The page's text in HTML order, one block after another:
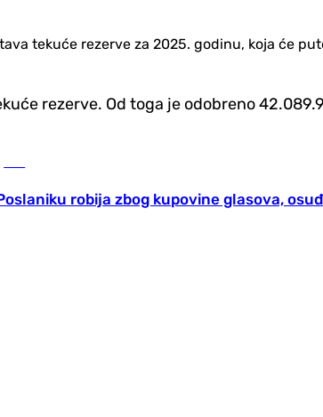
tekuće rezerve za 2025. godinu, koja će
rezerve. Od toga je odobreno
robija zbog kupovine glasova,